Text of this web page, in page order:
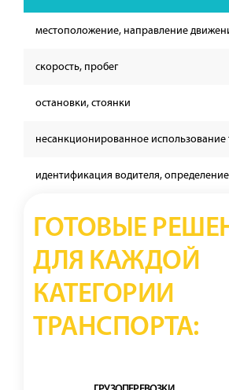
местоположение, направление
скорость, пробег
остановки, стоянки
несанкционированное использование
идентификация водителя,
ГОТОВЫЕ
ДЛЯ КАЖДОЙ
КАТЕГОРИИ
ТРАНСПОРТА: